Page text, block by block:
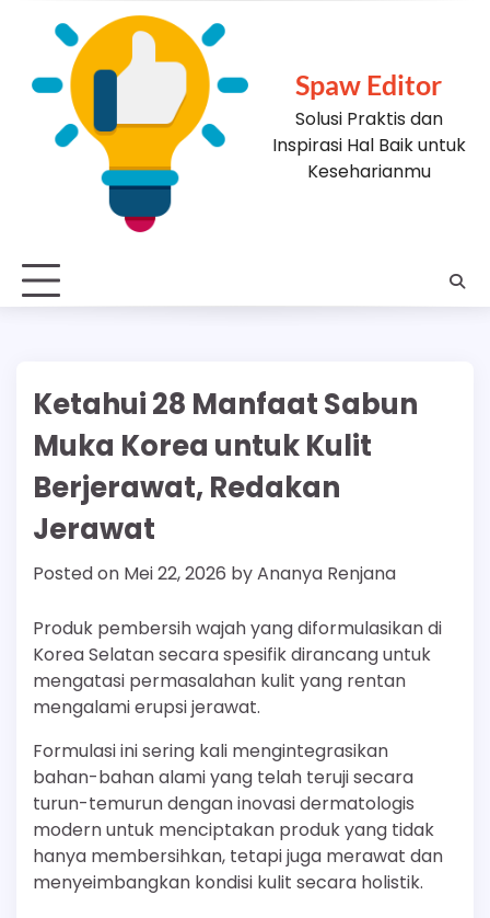
Spaw Editor
Solusi Praktis dan
Inspirasi Hal Baik untuk
Keseharianmu
Ketahui 28 Manfaat Sabun
Muka Korea untuk Kulit
Berjerawat, Redakan
Jerawat
Posted on Mei 22, 2026 byAnanya Renjana
Produk pembersih wajah yang diformulasikan di
Korea Selatan secara spesifik dirancang untuk
mengatasi permasalahan kulit yang rentan
mengalami erupsi jerawat.
Formulasi ini sering kali mengintegrasikan
bahan-bahan alami yang telah teruji secara
turun-temurun dengan inovasi dermatologis
modern untuk menciptakan produk yang tidak
hanya membersihkan, tetapi juga merawat dan
menyeimbangkan kondisi kulit secara holistik.